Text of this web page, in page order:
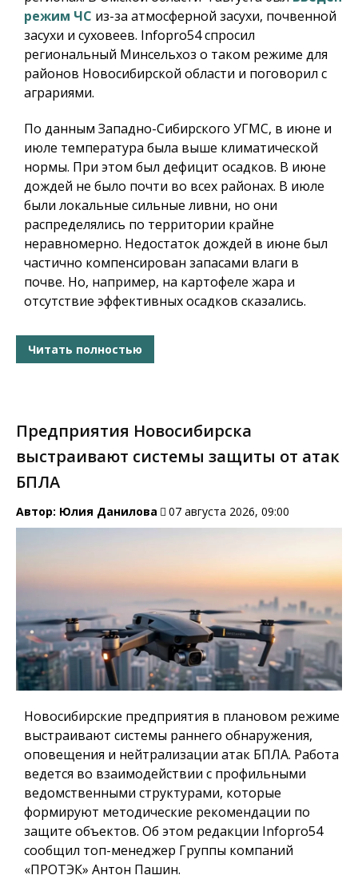
режим ЧС из-за атмосферной засухи, почвенной
засухи и суховеев. Infopro54спросил
региональный Минсельхоз о таком режиме для
районов Новосибирской области и поговорил с
аграриями.
По данным Западно-Сибирского УГМС, в июне и
июле температура была выше климатической
нормы. При этом был дефицит осадков. В июне
дождей не было почти во всех районах. В июле
были локальные сильные ливни, но они
распределялись по территории крайне
неравномерно. Недостаток дождей в июне был
частично компенсирован запасами влаги в
почве. Но, например, на картофеле жара и
отсутствие эффективных осадков сказались.
Читать полностью
Предприятия Новосибирска
выстраивают системы защиты от атак
БПЛА
Автор: Юлия Данилова 07 августа 2026, 09:00
Новосибирские предприятия в плановом режиме
выстраивают системы раннего обнаружения,
оповещения и нейтрализации атак БПЛА. Работа
ведется во взаимодействии с профильными
ведомственными структурами, которые
формируют методические рекомендации по
защите объектов. Об этом редакции Infopro54
сообщил топ-менеджер Группы компаний
«ПРОТЭК» Антон Пашин.